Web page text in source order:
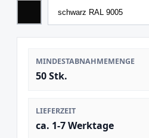
MINDESTABNAHMEMENGE
50 Stk.
LIEFERZEIT
ca. 1-7 Werktage